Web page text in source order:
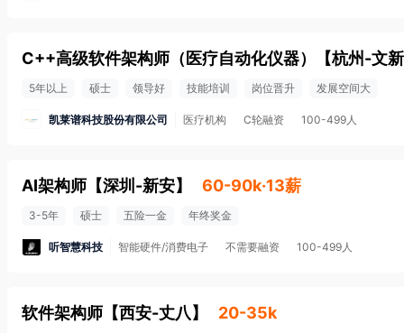
C++高级软件架构师（医疗自动化仪器） 【杭州-文新
5年以上 硕士 领导好 技能培训 岗位晋升 发展空间大
凯莱谱科技股份有限公司 医疗机构 C轮融资 100-499人
AI架构师 【深圳-新安】 60-90k·13薪
3-5年 硕士 五险一金 年终奖金
听智慧科技 智能硬件/消费电子 不需要融资 100-499人
软件架构师 【西安-丈八 】 20-35k